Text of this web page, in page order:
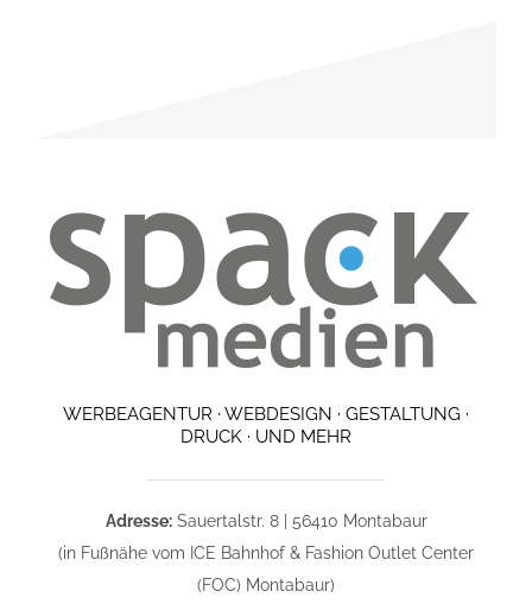
WERBEAGENTUR · WEBDESIGN · GESTALTUNG ·
DRUCK · UND MEHR
Adresse:Sauertalstr. 8 | 56410 Montabaur
(in Fußnähe vom ICE Bahnhof & Fashion Outlet Center
(FOC) Montabaur)